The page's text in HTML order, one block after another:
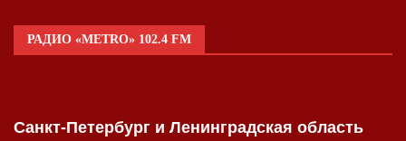
РАДИО «METRO» 102.4 FM
Санкт-Петербург и Ленинградская область